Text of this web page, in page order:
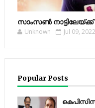
സാംസണ്‍ നാട്ടിലേയ്‌ക്ക്
Unknown Jul 09, 2022
Popular Posts